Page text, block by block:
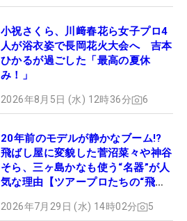
小祝さくら、川﨑春花ら女子プロ4
人が浴衣姿で長岡花火大会へ 吉本
ひかるが過ごした「最高の夏休
み！」
2026年8月5日 (水) 12時36分 6
20年前のモデルが静かなブーム!?
飛ばし屋に変貌した菅沼菜々や神谷
そら、三ヶ島かなも使う“名器”が人
気な理由【ツアープロたちの“飛ば
2026年7月29日 (水) 14時02分 5